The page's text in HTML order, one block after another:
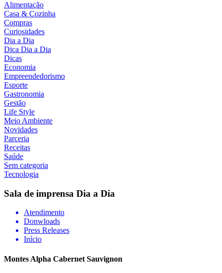
Alimentação
Casa & Cozinha
Compras
Curiosidades
Dia a Dia
Dica Dia a Dia
Dicas
Economia
Empreendedorismo
Esporte
Gastronomia
Gestão
Life Style
Meio Ambiente
Novidades
Parceria
Receitas
Saúde
Sem categoria
Tecnologia
Sala de imprensa Dia a Dia
Atendimento
Donwloads
Press Releases
Início
Montes Alpha Cabernet Sauvignon